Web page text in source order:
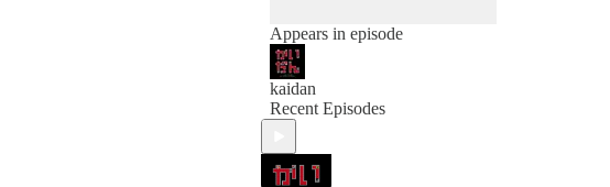
6-
sHtvIxz9nsAdojg01tMxRzu0jct
tMVjTA/viewform
番組の感想や要望を投稿で
始めました。無料ですので
お気軽にどうぞ。
Appears in episode
kaidan
Recent Episodes